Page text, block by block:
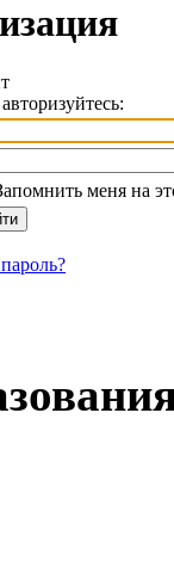
меня на